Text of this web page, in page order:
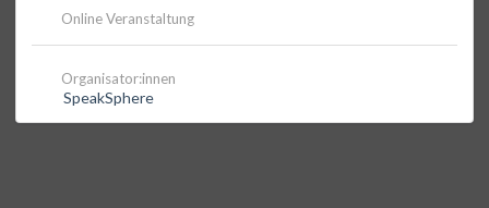
Online Veranstaltung
Organisator:innen
SpeakSphere